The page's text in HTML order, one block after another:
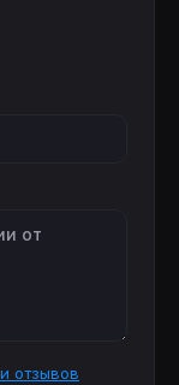
отзывов